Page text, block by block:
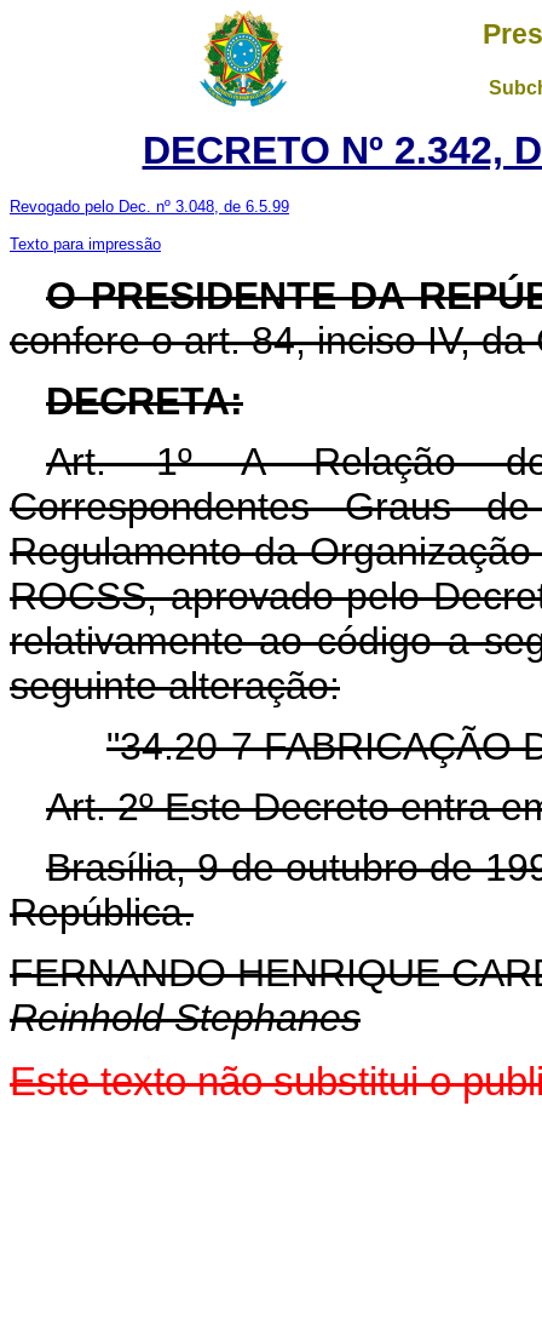
DECRETO Nº 2.342,
Revogado pelo Dec. nº 3.048, de 6.5.99
Texto para impressão
O PRESIDENTE DA
confere o art. 84, inciso IV, da
DECRETA:
Art. 1º A Relação de
Correspondentes Graus
Regulamento da
ROCSS, aprovado pelo
relativamente ao código a
seguinte alteração:
"34.20-7 FABRICAÇÃO
Art. 2º Este Decreto entra
Brasília, 9 de outubro de
República.
FERNANDO HENRIQUE
Reinhold Stephanes
Este texto não substitui o